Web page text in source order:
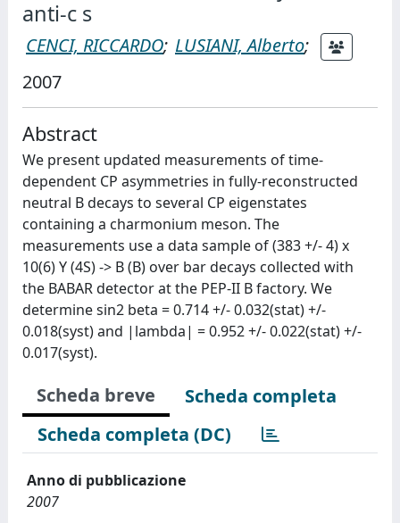
anti-c s
CENCI, RICCARDO; LUSIANI, Alberto;
2007
Abstract
We present updated measurements of time-
dependent CP asymmetries in fully-reconstructed
neutral B decays to several CP eigenstates
containing a charmonium meson. The
measurements use a data sample of (383 +/- 4) x
10(6) Y (4S) -> B (B) over bar decays collected with
the BABAR detector at the PEP-II B factory. We
determine sin2 beta = 0.714 +/- 0.032(stat) +/-
0.018(syst) and |lambda| = 0.952 +/- 0.022(stat) +/-
0.017(syst).
Scheda breve
Scheda completa
Scheda completa (DC)
Anno di pubblicazione
2007